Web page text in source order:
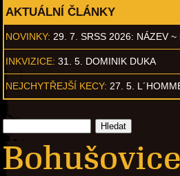
AKTUÁLNÍ ČLÁNKY
NOVINKY: 29. 7. SRSS 2026: NÁZEV ~
INKVIZICE: 31. 5. DOMINIK DUKA
NEJCHYTŘEJŠÍ KECY: 27. 5.